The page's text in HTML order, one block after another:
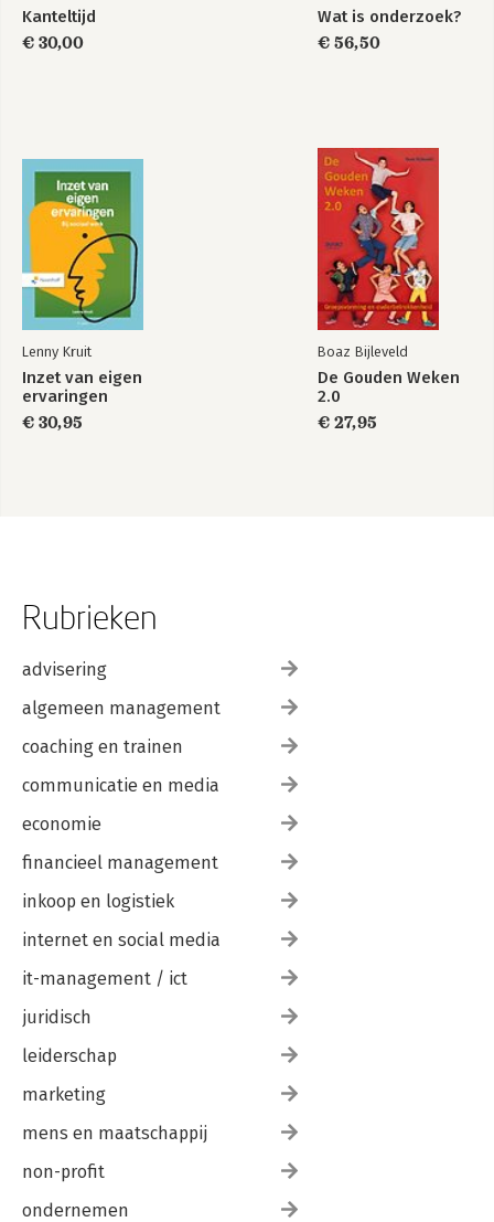
Kanteltijd
€ 30,00
Wat is onderzoek?
€ 56,50
Lenny Kruit
Inzet van eigen
ervaringen
€ 30,95
Boaz Bijleveld
De Gouden Weken
2.0
€ 27,95
Rubrieken
advisering
algemeen management
coaching en trainen
communicatie en media
economie
financieel management
inkoop en logistiek
internet en social media
it-management / ict
juridisch
leiderschap
marketing
mens en maatschappij
non-profit
ondernemen